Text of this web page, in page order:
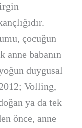
çocuğun
anne babanın
duygusal
Volling,
ya da tek
önce, anne